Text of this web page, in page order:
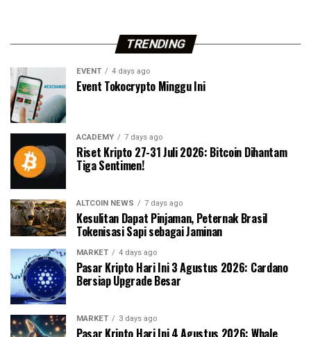
TRENDING
EVENT 4 days ago
Event Tokocrypto Minggu Ini
ACADEMY 7 days ago
Riset Kripto 27-31 Juli 2026: Bitcoin Dihantam
Tiga Sentimen!
ALTCOIN NEWS 7 days ago
Kesulitan Dapat Pinjaman, Peternak Brasil
Tokenisasi Sapi sebagai Jaminan
MARKET 4 days ago
Pasar Kripto Hari Ini 3 Agustus 2026: Cardano
Bersiap Upgrade Besar
MARKET 3 days ago
Pasar Kripto Hari Ini 4 Agustus 2026: Whale